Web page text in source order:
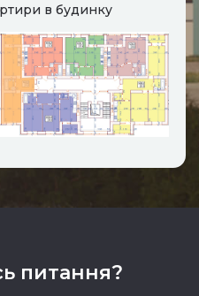
в будинку
питання?